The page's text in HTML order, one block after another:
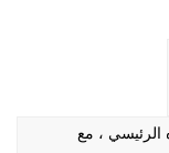
الرئيسي ، مع